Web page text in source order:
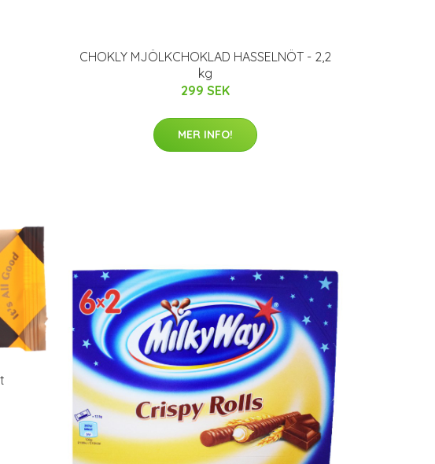
CHOKLY MJÖLKCHOKLAD HASSELNÖT - 2,2
kg
299 SEK
MER INFO!